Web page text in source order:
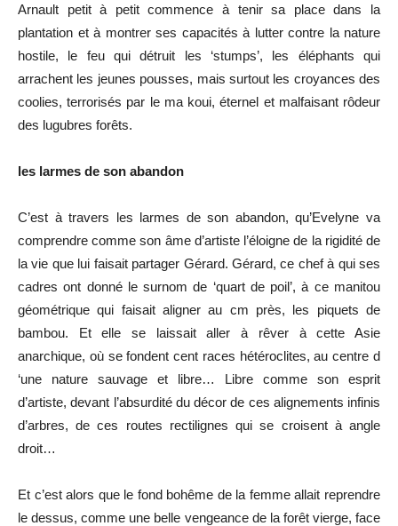
Arnault petit à petit commence à tenir sa place dans la
plantation et à montrer ses capacités à lutter contre la nature
hostile, le feu qui détruit les ‘stumps’, les éléphants qui
arrachent les jeunes pousses, mais surtout les croyances des
coolies, terrorisés par le ma koui, éternel et malfaisant rôdeur
des lugubres forêts.
les larmes de son abandon
C’est à travers les larmes de son abandon, qu’Evelyne va
comprendre comme son âme d’artiste l’éloigne de la rigidité de
la vie que lui faisait partager Gérard. Gérard, ce chef à qui ses
cadres ont donné le surnom de ‘quart de poil’, à ce manitou
géométrique qui faisait aligner au cm près, les piquets de
bambou. Et elle se laissait aller à rêver à cette Asie
anarchique, où se fondent cent races hétéroclites, au centre d
‘une nature sauvage et libre… Libre comme son esprit
d’artiste, devant l’absurdité du décor de ces alignements infinis
d’arbres, de ces routes rectilignes qui se croisent à angle
droit…
Et c’est alors que le fond bohême de la femme allait reprendre
le dessus, comme une belle vengeance de la forêt vierge, face